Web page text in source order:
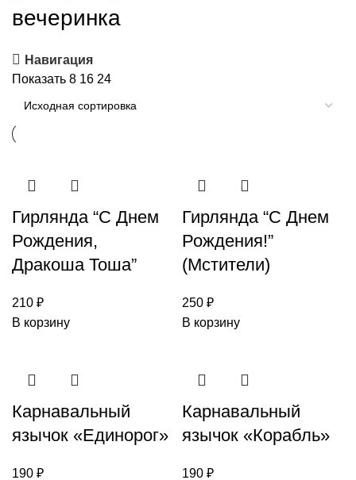
вечеринка
Навигация
Показать 8 16 24
Гирлянда “С Днем
Рождения,
Дракоша Тоша”
210 ₽
В корзину
Гирлянда “С Днем
Рождения!”
(Мстители)
250 ₽
В корзину
Карнавальный
язычок «Единорог»
190 ₽
Карнавальный
язычок «Корабль»
190 ₽